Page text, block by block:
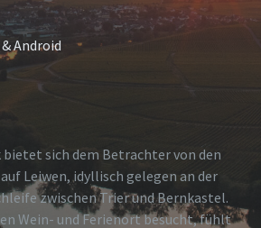
Android
sich dem Betrachter von den
Leiwen, idyllisch gelegen an der
zwischen Trier und Bernkastel.
Wein- und Ferienort besucht, fühlt